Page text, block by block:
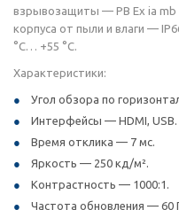
взрывозащиты — РВ Ex ia mb I
корпуса от пыли и влаги —
°C… +55 °C.
Характеристики:
Угол обзора по
Интерфейсы — HDMI, USB.
Время отклика — 7 мс.
Яркость — 250 кд/м².
Контрастность — 1000:1.
Частота обновления — 60